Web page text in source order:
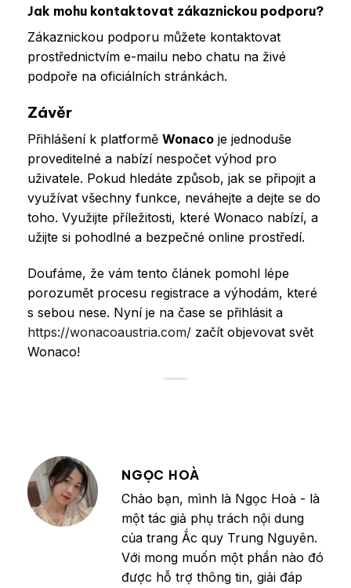
Jak mohu kontaktovat zákaznickou podporu?
Zákaznickou podporu můžete kontaktovat
prostřednictvím e-mailu nebo chatu na živé
podpoře na oficiálních stránkách.
Závěr
Přihlášení k platformě Wonaco je jednoduše
proveditelné a nabízí nespočet výhod pro
uživatele. Pokud hledáte způsob, jak se připojit a
využívat všechny funkce, neváhejte a dejte se do
toho. Využijte příležitosti, které Wonaco nabízí, a
užijte si pohodlné a bezpečné online prostředí.
Doufáme, že vám tento článek pomohl lépe
porozumět procesu registrace a výhodám, které
s sebou nese. Nyní je na čase se přihlásit a
https://wonacoaustria.com/ začít objevovat svět
Wonaco!
NGỌC HOÀ
Chào bạn, mình là Ngọc Hoà - là
một tác giả phụ trách nội dung
của trang Ắc quy Trung Nguyên.
Với mong muốn một phần nào đó
được hỗ trợ thông tin, giải đáp